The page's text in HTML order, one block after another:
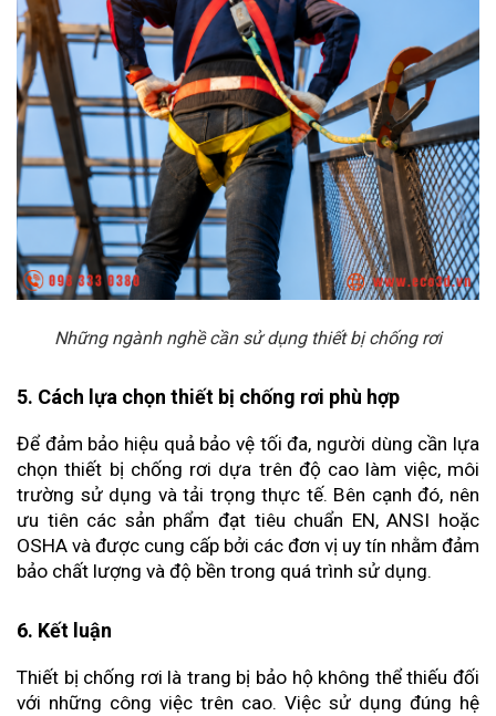
Những ngành nghề cần sử dụng thiết bị chống rơi
5. Cách lựa chọn thiết bị chống rơi phù hợp
Để đảm bảo hiệu quả bảo vệ tối đa, người dùng cần lựa
chọn thiết bị chống rơi dựa trên độ cao làm việc, môi
trường sử dụng và tải trọng thực tế. Bên cạnh đó, nên
ưu tiên các sản phẩm đạt tiêu chuẩn EN, ANSI hoặc
OSHA và được cung cấp bởi các đơn vị uy tín nhằm đảm
bảo chất lượng và độ bền trong quá trình sử dụng.
6. Kết luận
Thiết bị chống rơi là trang bị bảo hộ không thể thiếu đối
với những công việc trên cao. Việc sử dụng đúng hệ